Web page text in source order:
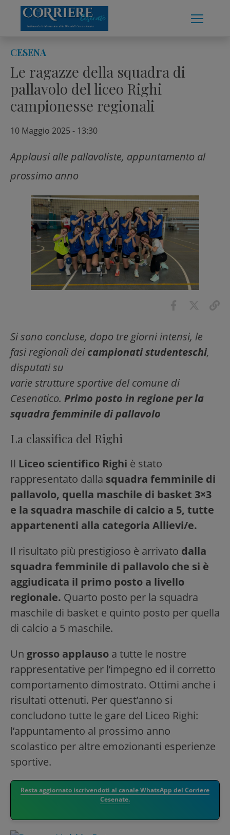
content
CESENA
Le ragazze della squadra di
pallavolo del liceo Righi
campionesse regionali
10 Maggio 2025 - 13:30
Applausi alle pallavoliste, appuntamento al
prossimo anno
Si sono concluse, dopo tre giorni intensi, le
fasi regionali dei campionati studenteschi,
disputati su
varie strutture sportive del comune di
Cesenatico. Primo posto in regione per la
squadra femminile di pallavolo
La classifica del Righi
Il Liceo scientifico Righi è stato
rappresentato dalla squadra femminile di
pallavolo, quella maschile di basket 3×3
e la squadra maschile di calcio a 5, tutte
appartenenti alla categoria Allievi/e.
Il risultato più prestigioso è arrivato dalla
squadra femminile di pallavolo che si è
aggiudicata il primo posto a livello
regionale. Quarto posto per la squadra
maschile di basket e quinto posto per quella
di calcio a 5 maschile.
Un grosso applauso a tutte le nostre
rappresentative per l’impegno ed il corretto
comportamento dimostrato. Ottimi anche i
risultati ottenuti. Per quest’anno si
concludono tutte le gare del Liceo Righi:
l’appuntamento al prossimo anno
scolastico per altre emozionanti esperienze
sportive.
Resta aggiornato iscrivendoti al canale WhatsApp del Corriere
Cesenate.